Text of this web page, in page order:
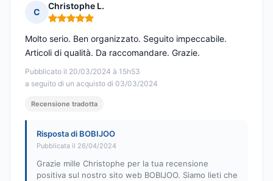
C
Christophe L.
Nota: 5 su 5
Pubblicato il 20/03/2024 à 15h53
a seguito di un acquisto di 03/03/2024
Molto serio. Ben organizzato. Seguito impeccabile.
Articoli di qualità. Da raccomandare. Grazie.
Recensione tradotta
Risposta di BOBIJOO
Pubblicata il 26/04/2024
Grazie mille Christophe per la tua recensione
positiva sul nostro sito web BOBIJOO. Siamo lieti che